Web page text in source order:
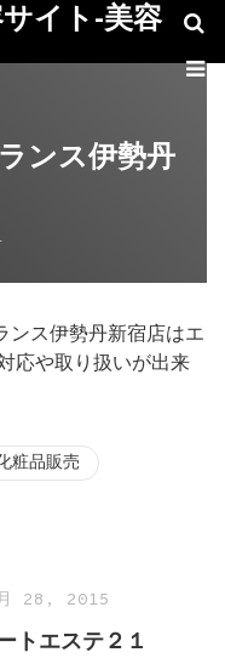
イト-美容
ンス伊勢丹
ンス伊勢丹新宿店はエ
応や取り扱いが出来
粧品販売
28, 2015
トエステ２１